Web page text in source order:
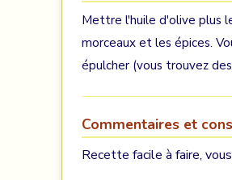
Mettre l'huile d'olive plus
morceaux et les épices.
épulcher (vous trouvez
Commentaires et
Recette facile à faire,